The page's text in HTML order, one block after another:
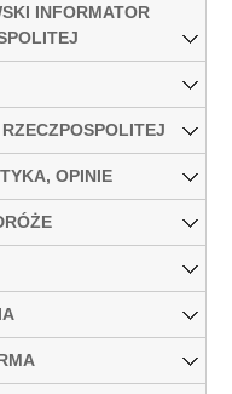
INFORMATOR
OPINIE